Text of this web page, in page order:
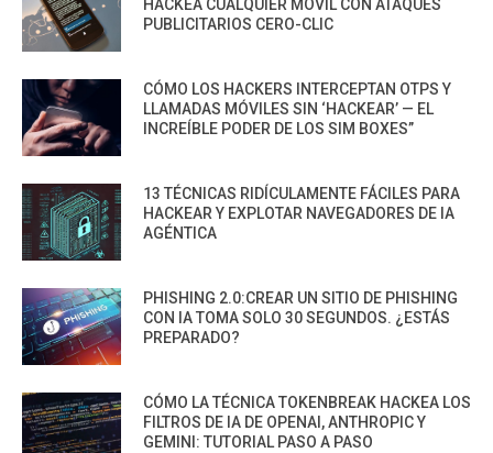
HACKEA CUALQUIER MÓVIL CON ATAQUES
PUBLICITARIOS CERO-CLIC
CÓMO LOS HACKERS INTERCEPTAN OTPS Y
LLAMADAS MÓVILES SIN ‘HACKEAR’ — EL
INCREÍBLE PODER DE LOS SIM BOXES”
13 TÉCNICAS RIDÍCULAMENTE FÁCILES PARA
HACKEAR Y EXPLOTAR NAVEGADORES DE IA
AGÉNTICA
PHISHING 2.0:CREAR UN SITIO DE PHISHING
CON IA TOMA SOLO 30 SEGUNDOS. ¿ESTÁS
PREPARADO?
CÓMO LA TÉCNICA TOKENBREAK HACKEA LOS
FILTROS DE IA DE OPENAI, ANTHROPIC Y
GEMINI: TUTORIAL PASO A PASO